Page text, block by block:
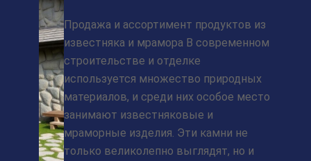
Продажа и ассортимент продуктов из
известняка и мрамора В современном
строительстве и отделке
используется множество природных
материалов, и среди них особое место
занимают известняковые и
мраморные изделия. Эти камни не
только великолепно выглядят, но и